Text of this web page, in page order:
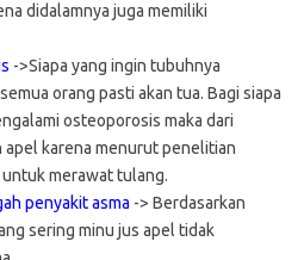
didalamnya juga memiliki
->Siapa yang ingin tubuhnya
orang pasti akan tua. Bagi siapa
osteoporosis maka dari
apel karena menurut penelitian
merawat tulang.
penyakit asma -> Berdasarkan
sering minu jus apel tidak